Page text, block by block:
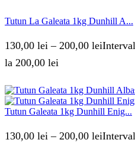
Tutun La Galeata 1kg Dunhill A...
130,00 lei – 200,00 lei
la 200,00 lei
Tutun Galeata 1kg Dunhill Enig...
130,00 lei – 200,00 lei